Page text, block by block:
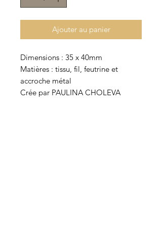
Ajouter au panier
Dimensions : 35 x 40mm
Matières : tissu, fil, feutrine et
accroche métal
Crée par PAULINA CHOLEVA